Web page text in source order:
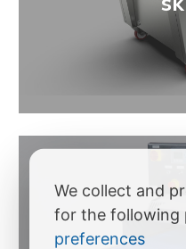
We collect and
for the following
preferences